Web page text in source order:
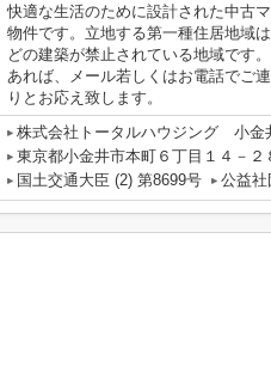
快適な生活のために設計された中古
物件です。立地する第一種住居地域
どの建築が禁止されている地域です
あれば、メール若しくはお電話でご
りとお応え致します。
株式会社トータルハウジング 小金
東京都小金井市本町６丁目１４－２
国土交通大臣 (2) 第8699号
公益社